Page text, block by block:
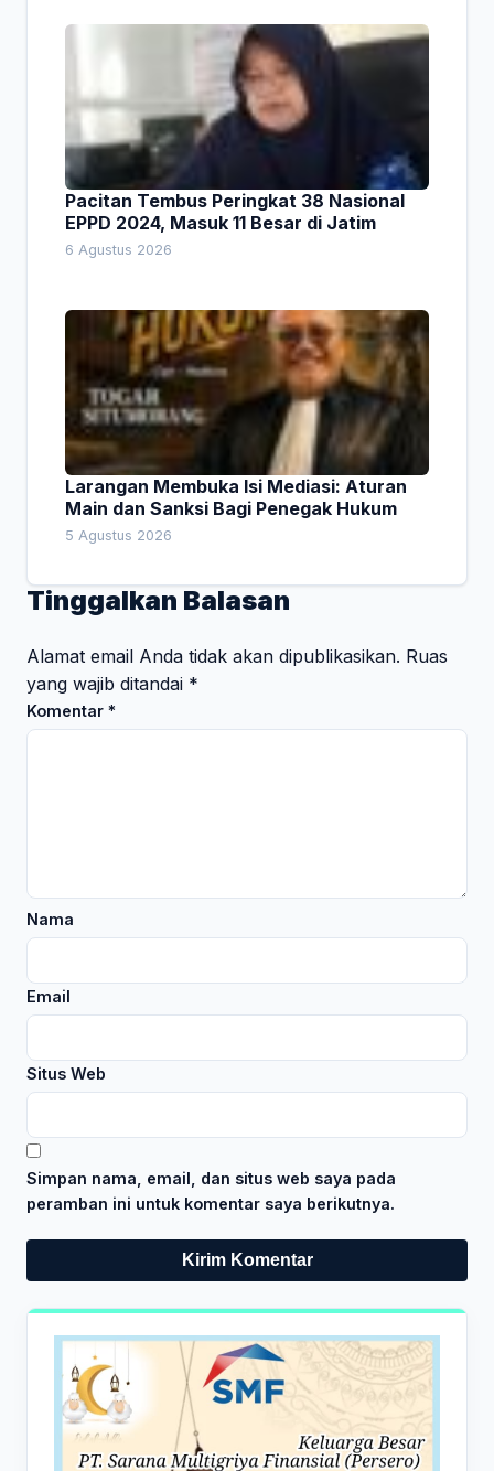
Pacitan Tembus Peringkat 38 Nasional
EPPD 2024, Masuk 11 Besar di Jatim
6 Agustus 2026
Larangan Membuka Isi Mediasi: Aturan
Main dan Sanksi Bagi Penegak Hukum
5 Agustus 2026
Tinggalkan Balasan
Alamat email Anda tidak akan dipublikasikan. Ruas
yang wajib ditandai *
Komentar *
Nama
Email
Situs Web
Simpan nama, email, dan situs web saya pada
peramban ini untuk komentar saya berikutnya.